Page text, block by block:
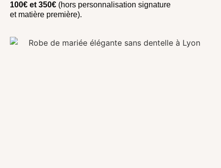
100€ et 350€ (hors personnalisation signature
et matière première).